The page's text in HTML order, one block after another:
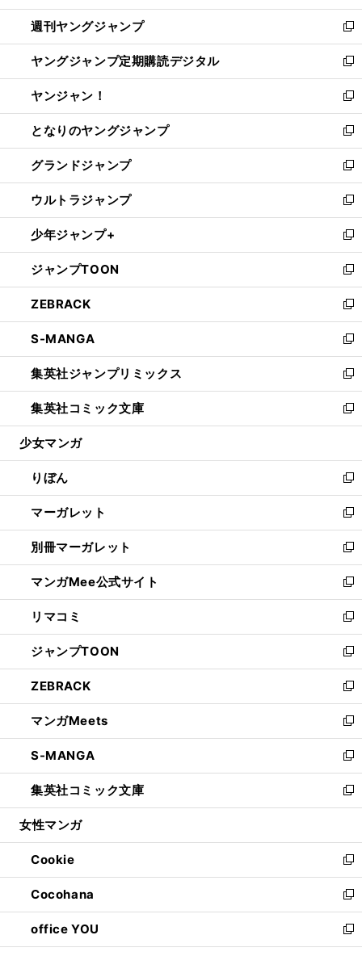
開
く
ウ
で
開
く
ン
ド
ウ
で
開
く
ウ
ィ
ン
ド
ウ
で
開
く
週刊ヤングジャンプ
新
し
い
ウ
ィ
ン
ド
ウ
で
開
く
ヤングジャンプ定期購読デジタル
新
し
い
ウ
ィ
ン
ド
ウ
で
開
く
ヤンジャン！
新
し
い
ウ
ィ
ン
ド
ウ
で
開
く
となりのヤングジャンプ
新
し
い
ウ
ィ
ン
ド
ウ
で
開
く
グランドジャンプ
新
し
い
ウ
ィ
ン
ド
ウ
で
開
く
ウルトラジャンプ
新
し
い
ウ
ィ
ン
ド
ウ
で
開
く
少年ジャンプ+
新
し
い
ウ
ィ
ン
ド
ウ
で
開
く
ジャンプTOON
新
し
い
ウ
ィ
ン
ド
ウ
で
開
ZEBRACK
新
し
い
ウ
ィ
ン
ド
ウ
開
く
S-MANGA
新
し
い
ウ
ィ
ン
ウ
で
開
く
集英社ジャンプリミックス
新
し
い
ウ
ン
ド
ウ
で
開
く
集英社コミック文庫
新
し
ウ
ィ
ン
ド
ウ
で
開
く
少女マンガ
りぼん
新
し
い
ウ
ィ
ン
ド
ウ
で
開
く
マーガレット
新
し
い
ウ
ィ
ン
ド
ウ
で
開
く
別冊マーガレット
新
し
い
ウ
ィ
ン
ド
ウ
で
開
く
マンガMee公式サイト
新
し
い
ウ
ィ
ン
ド
ウ
で
開
く
リマコミ
新
し
い
ウ
ィ
ン
ド
ウ
で
開
く
ジャンプTOON
新
し
い
ウ
ィ
ン
ド
ウ
で
開
ZEBRACK
新
し
い
ウ
ィ
ン
ド
ウ
開
く
マンガMeets
新
し
い
ウ
ィ
ン
ウ
で
開
く
S-MANGA
新
し
い
ウ
ン
ド
ウ
で
開
く
集英社コミック文庫
新
し
ウ
ィ
ン
ド
ウ
で
開
女性マンガ
Cookie
新
し
い
ウ
ィ
ン
Cocohana
新
し
い
ウ
office YOU
新
し